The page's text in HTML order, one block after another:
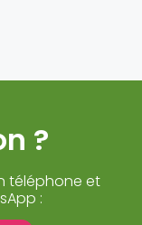
?
téléphone et
: